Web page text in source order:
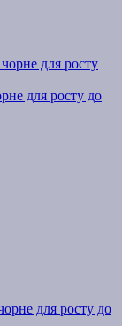
для росту до